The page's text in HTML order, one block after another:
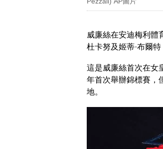
威廉絲在安迪梅利體
杜卡努及姬蒂·布爾
這是威廉絲首次在女
年首次舉辦錦標賽，
地。